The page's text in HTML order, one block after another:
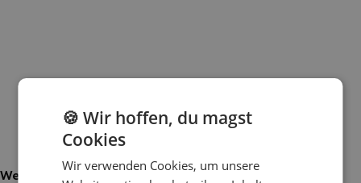
Wenn du selbst einen Dienstleister wie dich für deine
🍪 Wir hoffen, du magst
Cookies
Wir verwenden Cookies, um unsere